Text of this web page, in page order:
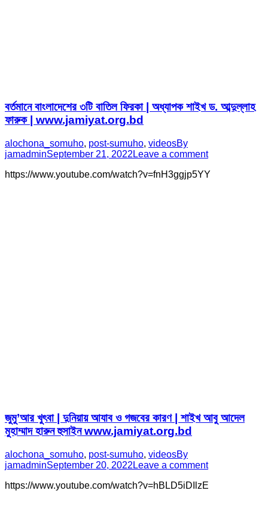
বর্তমানে বাংলাদেশের ৩টি বাতিল ফিরকা | অধ্যাপক শাইখ ড. আব্দুল্লাহ
ফারুক | www.jamiyat.org.bd
alochona_somuho, post-sumuho, videosBy
jamadminSeptember 21, 2022 Leave a comment
https://www.youtube.com/watch?v=fnH3ggjp5YY
জুমু’আর খুৎবা | দুনিয়ায় আযাব ও গজবের কারণ | শাইখ আবু আদেল
মুহাম্মাদ হারুন হুসাইন www.jamiyat.org.bd
alochona_somuho, post-sumuho, videosBy
jamadminSeptember 20, 2022 Leave a comment
https://www.youtube.com/watch?v=hBLD5iDIlzE